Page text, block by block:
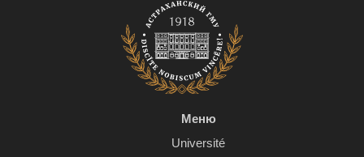
Меню
Université